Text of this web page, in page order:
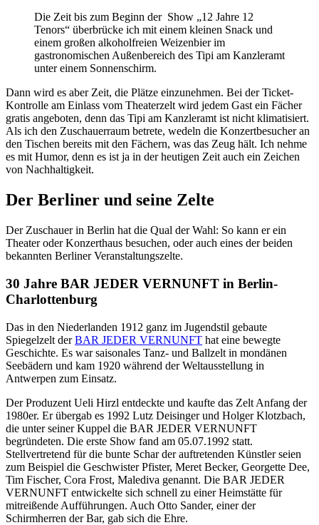
Die Zeit bis zum Beginn der Show „12 Jahre 12
Tenors“ überbrücke ich mit einem kleinen Snack und
einem großen alkoholfreien Weizenbier im
gastronomischen Außenbereich des Tipi am Kanzleramt
unter einem Sonnenschirm.
Dann wird es aber Zeit, die Plätze einzunehmen. Bei der Ticket-
Kontrolle am Einlass vom Theaterzelt wird jedem Gast ein Fächer
gratis angeboten, denn das Tipi am Kanzleramt ist nicht klimatisiert.
Als ich den Zuschauerraum betrete, wedeln die Konzertbesucher an
den Tischen bereits mit den Fächern, was das Zeug hält. Ich nehme
es mit Humor, denn es ist ja in der heutigen Zeit auch ein Zeichen
von Nachhaltigkeit.
Der Berliner und seine Zelte
Der Zuschauer in Berlin hat die Qual der Wahl: So kann er ein
Theater oder Konzerthaus besuchen, oder auch eines der beiden
bekannten Berliner Veranstaltungszelte.
30 Jahre BAR JEDER VERNUNFT in Berlin-
Charlottenburg
Das in den Niederlanden 1912 ganz im Jugendstil gebaute
Spiegelzelt derBAR JEDER VERNUNFT hat eine bewegte
Geschichte. Es war saisonales Tanz- und Ballzelt in mondänen
Seebädern und kam 1920 während der Weltausstellung in
Antwerpen zum Einsatz.
Der Produzent Ueli Hirzl entdeckte und kaufte das Zelt Anfang der
1980er. Er übergab es 1992 Lutz Deisinger und Holger Klotzbach,
die unter seiner Kuppel die BAR JEDER VERNUNFT
begründeten. Die erste Show fand am 05.07.1992 statt.
Stellvertretend für die bunte Schar der auftretenden Künstler seien
zum Beispiel die Geschwister Pfister, Meret Becker, Georgette Dee,
Tim Fischer, Cora Frost, Malediva genannt. Die BAR JEDER
VERNUNFT entwickelte sich schnell zu einer Heimstätte für
mitreißende Aufführungen. Auch Otto Sander, einer der
Schirmherren der Bar, gab sich die Ehre.